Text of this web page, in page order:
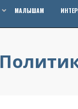
МАЛЫШАМ